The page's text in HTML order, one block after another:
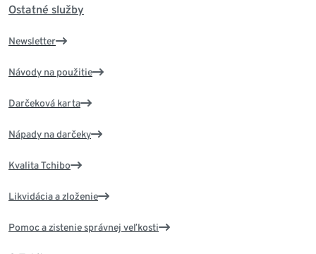
Ostatné služby
Newsletter
Návody na použitie
Darčeková karta
Nápady na darčeky
Kvalita Tchibo
Likvidácia a zloženie
Pomoc a zistenie správnej veľkosti